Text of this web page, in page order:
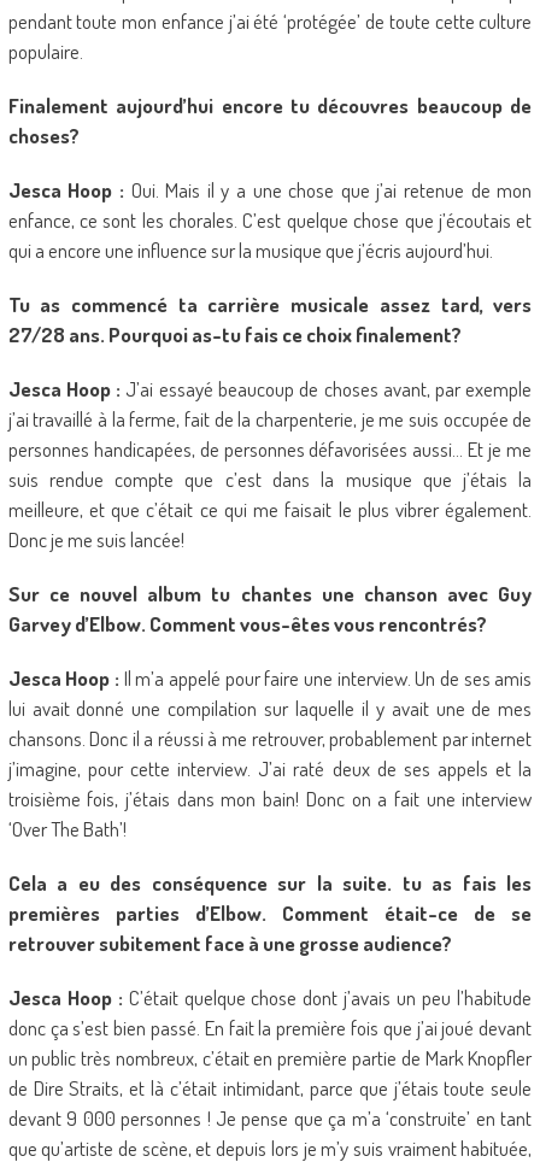
pendant toute mon enfance j’ai été ‘protégée’ de toute cette culture
populaire.
Finalement aujourd’hui encore tu découvres beaucoup de
choses?
Jesca Hoop : Oui. Mais il y a une chose que j’ai retenue de mon
enfance, ce sont les chorales. C’est quelque chose que j’écoutais et
qui a encore une influence sur la musique que j’écris aujourd’hui.
Tu as commencé ta carrière musicale assez tard, vers
27/28 ans. Pourquoi as-tu fais ce choix finalement?
Jesca Hoop : J’ai essayé beaucoup de choses avant, par exemple
j’ai travaillé à la ferme, fait de la charpenterie, je me suis occupée de
personnes handicapées, de personnes défavorisées aussi… Et je me
suis rendue compte que c’est dans la musique que j’étais la
meilleure, et que c’était ce qui me faisait le plus vibrer également.
Donc je me suis lancée!
Sur ce nouvel album tu chantes une chanson avec Guy
Garvey d’Elbow. Comment vous-êtes vous rencontrés?
Jesca Hoop : Il m’a appelé pour faire une interview. Un de ses amis
lui avait donné une compilation sur laquelle il y avait une de mes
chansons. Donc il a réussi à me retrouver, probablement par internet
j’imagine, pour cette interview. J’ai raté deux de ses appels et la
troisième fois, j’étais dans mon bain! Donc on a fait une interview
‘Over The Bath’!
Cela a eu des conséquence sur la suite. tu as fais les
premières parties d’Elbow. Comment était-ce de se
retrouver subitement face à une grosse audience?
Jesca Hoop : C’était quelque chose dont j’avais un peu l’habitude
donc ça s’est bien passé. En fait la première fois que j’ai joué devant
un public très nombreux, c’était en première partie de Mark Knopfler
de Dire Straits, et là c’était intimidant, parce que j’étais toute seule
devant 9 000 personnes ! Je pense que ça m’a ‘construite’ en tant
que qu’artiste de scène, et depuis lors je m’y suis vraiment habituée,